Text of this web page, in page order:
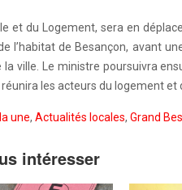
et du Logement, sera en
l’habitat de Besançon, avant
ville. Le ministre poursuivra
les acteurs du logement et
une, Actualités locales, Grand
intéresser